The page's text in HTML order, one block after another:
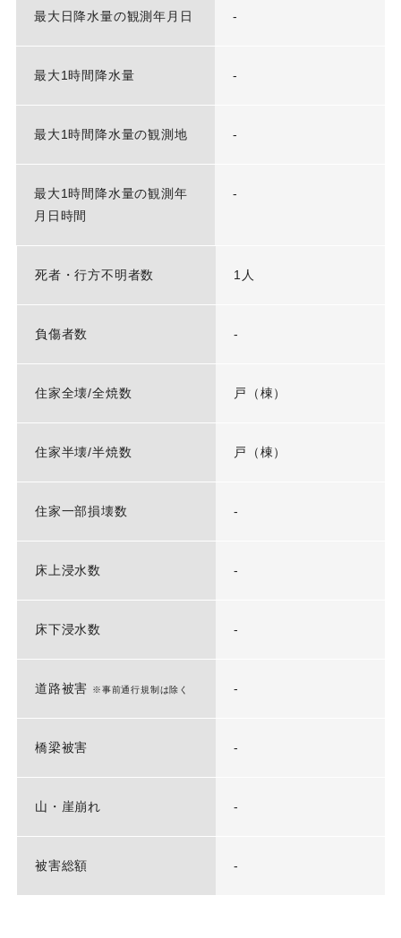
最大日降水量の観測年月日 -
最大1時間降水量 -
最大1時間降水量の観測地 -
最大1時間降水量の観測年
月日時間
-
死者・行方不明者数 1人
負傷者数 -
住家全壊/全焼数 戸（棟）
住家半壊/半焼数 戸（棟）
住家一部損壊数 -
床上浸水数 -
床下浸水数 -
道路被害 ※事前通行規制は除く -
橋梁被害 -
山・崖崩れ -
被害総額 -